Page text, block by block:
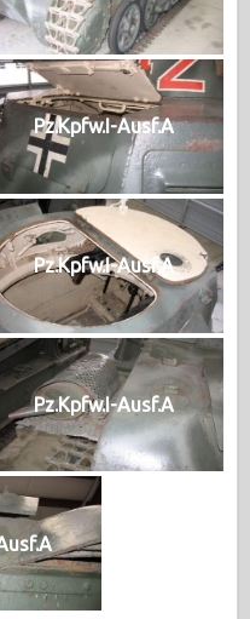
Pz.Kpfw.I-Ausf.A
Pz.Kpfw.I-Ausf.A
Pz.Kpfw.I-Ausf.A